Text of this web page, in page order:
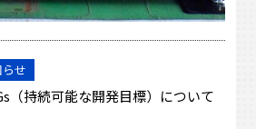
せ
（持続可能な開発目標）について